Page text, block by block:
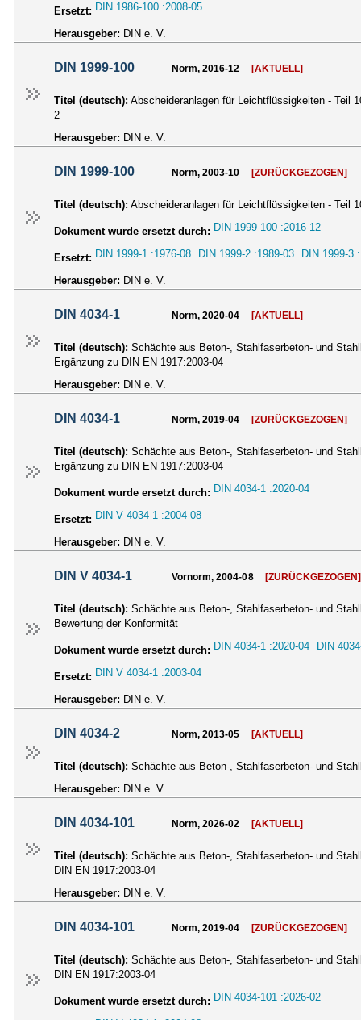
Ersetzt: DIN 1986-100 :2008-05
Herausgeber: DIN e. V.
DIN 1999-100 Norm, 2016-12 [AKTUELL]
Titel (deutsch): Abscheideranlagen für Leichtflüssigkeiten - Teil
2
Herausgeber: DIN e. V.
DIN 1999-100 Norm, 2003-10 [ZURÜCKGEZOGEN]
Titel (deutsch): Abscheideranlagen für Leichtflüssigkeiten - Teil
Dokument wurde ersetzt durch: DIN 1999-100 :2016-12
Ersetzt: DIN 1999-1 :1976-08 DIN 1999-2 :1989-03 DIN 1999-3
Herausgeber: DIN e. V.
DIN 4034-1 Norm, 2020-04 [AKTUELL]
Titel (deutsch): Schächte aus Beton-, Stahlfaserbeton- und
Ergänzung zu DIN EN 1917:2003-04
Herausgeber: DIN e. V.
DIN 4034-1 Norm, 2019-04 [ZURÜCKGEZOGEN]
Titel (deutsch): Schächte aus Beton-, Stahlfaserbeton- und
Ergänzung zu DIN EN 1917:2003-04
Dokument wurde ersetzt durch: DIN 4034-1 :2020-04
Ersetzt: DIN V 4034-1 :2004-08
Herausgeber: DIN e. V.
DIN V 4034-1 Vornorm, 2004-08 [ZURÜCKGEZOGEN]
Titel (deutsch): Schächte aus Beton-, Stahlfaserbeton- und
Bewertung der Konformität
Dokument wurde ersetzt durch: DIN 4034-1 :2020-04 DIN
Ersetzt: DIN V 4034-1 :2003-04
Herausgeber: DIN e. V.
DIN 4034-2 Norm, 2013-05 [AKTUELL]
Titel (deutsch): Schächte aus Beton-, Stahlfaserbeton- und
Herausgeber: DIN e. V.
DIN 4034-101 Norm, 2026-02 [AKTUELL]
Titel (deutsch): Schächte aus Beton-, Stahlfaserbeton- und
DIN EN 1917:2003-04
Herausgeber: DIN e. V.
DIN 4034-101 Norm, 2019-04 [ZURÜCKGEZOGEN]
Titel (deutsch): Schächte aus Beton-, Stahlfaserbeton- und
DIN EN 1917:2003-04
Dokument wurde ersetzt durch: DIN 4034-101 :2026-02